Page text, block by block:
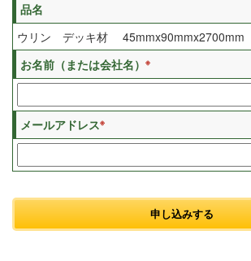
品名
ウリン デッキ材 45mmx90mmx2700mm
お名前（または会社名） ※
メールアドレス※